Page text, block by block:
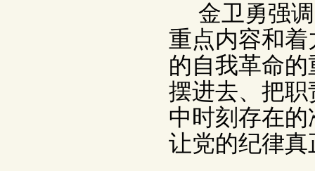
金卫勇强
重点内容和
的自我革命
摆进去、把
中时刻存在
让党的纪律